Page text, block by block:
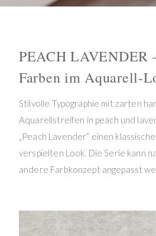
PEACH LAVENDER
Farben im Aquarell-
Stilvolle Typographie mit zarten
Aquarellstreifen in peach und
„Peach Lavender“ einen
verspielten Look. Die Serie kann
andere Farbkonzept angepasst